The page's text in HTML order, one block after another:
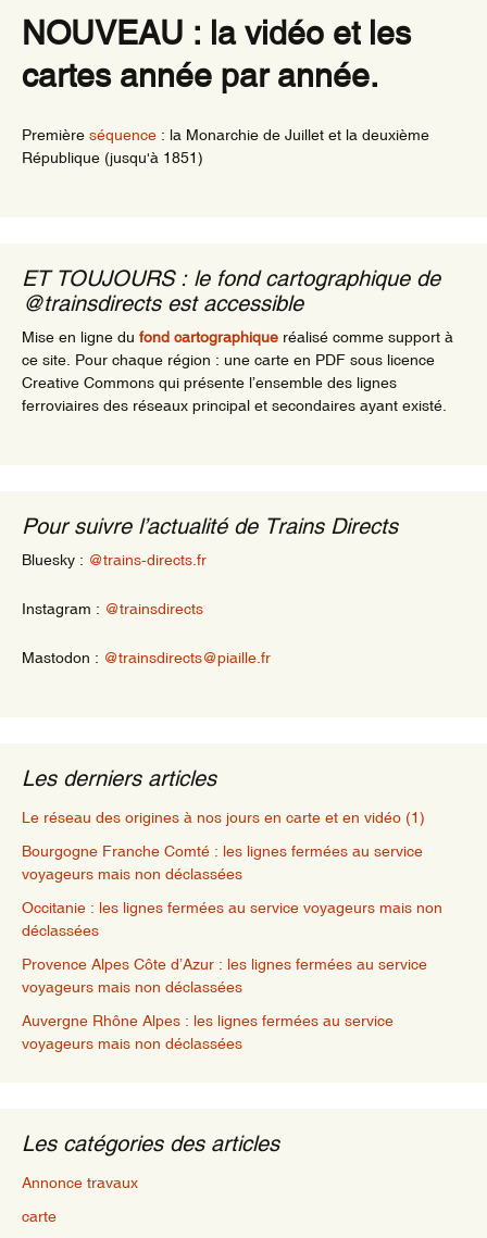
NOUVEAU : la vidéo et les
cartes année par année.
Première séquence : la Monarchie de Juillet et la deuxième
République (jusqu'à 1851)
ET TOUJOURS : le fond cartographique de
@trainsdirects est accessible
Mise en ligne du fond cartographique réalisé comme support à
ce site. Pour chaque région : une carte en PDF sous licence
Creative Commons qui présente l’ensemble des lignes
ferroviaires des réseaux principal et secondaires ayant existé.
Pour suivre l’actualité de Trains Directs
Bluesky : @trains-directs.fr
Instagram : @trainsdirects
Mastodon : @trainsdirects@piaille.fr
Les derniers articles
Le réseau des origines à nos jours en carte et en vidéo (1)
Bourgogne Franche Comté : les lignes fermées au service
voyageurs mais non déclassées
Occitanie : les lignes fermées au service voyageurs mais non
déclassées
Provence Alpes Côte d’Azur : les lignes fermées au service
voyageurs mais non déclassées
Auvergne Rhône Alpes : les lignes fermées au service
voyageurs mais non déclassées
Les catégories des articles
Annonce travaux
carte